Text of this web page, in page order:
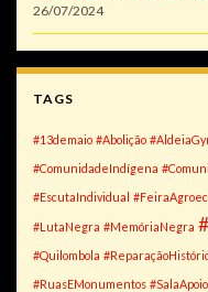
26/07/2024
TAGS
#13demaio #Abolição
#ComunidadeIndígena
#EscutaIndividual
#LutaNegra #MemóriaNegra
#Quilombola
#RuasEMonumentos